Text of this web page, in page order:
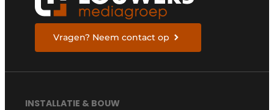
Vragen? Neem contact op
INSTALLATIE & BOUW